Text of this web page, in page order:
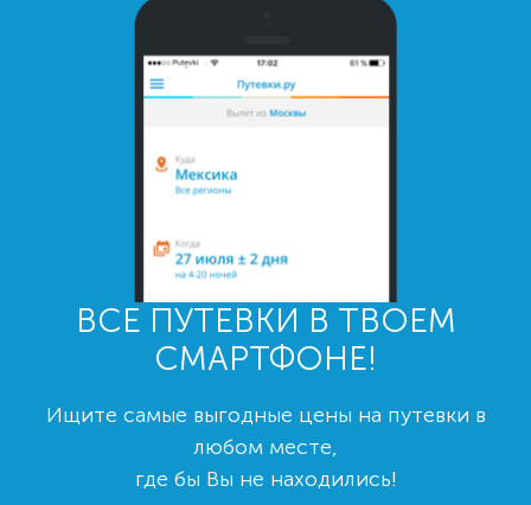
ВСЕ ПУТЕВКИ В ТВОЕМ
СМАРТФОНЕ!
Ищите самые выгодные цены на путевки в
любом месте,
где бы Вы не находились!